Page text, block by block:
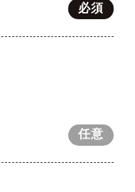
必須
任意